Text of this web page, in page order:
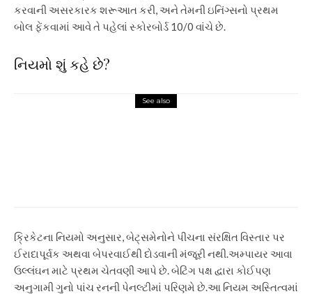
કરવાની અસરકારક શરૂઆત કરી, અને તેમની ઇનિંગ્સનો પ્રથમ
બોલ ફેંકવામાં આવે તે પહેલાં સ્કોરબોર્ડ 10/0 વાંચે છે.
નિયમો શું કહે છે?
See also
ક્રિકેટના નિયમો અનુસાર, બેટ્સમેનોને પીચના સંરક્ષિત વિસ્તાર પર
ઈરાદાપૂર્વક અથવા બેપરવાઈથી દોડવાની મંજૂરી નથી.અમ્પાયર આવા
ઉલ્લંઘન માટે પ્રથમ ચેતવણી આપે છે. બેટિંગ પક્ષ દ્વારા કોઈપણ
અનુગામી ગુનો પાંચ રનની પેનલ્ટીમાં પરિણમે છે.આ નિયમ અસ્તિત્વમાં